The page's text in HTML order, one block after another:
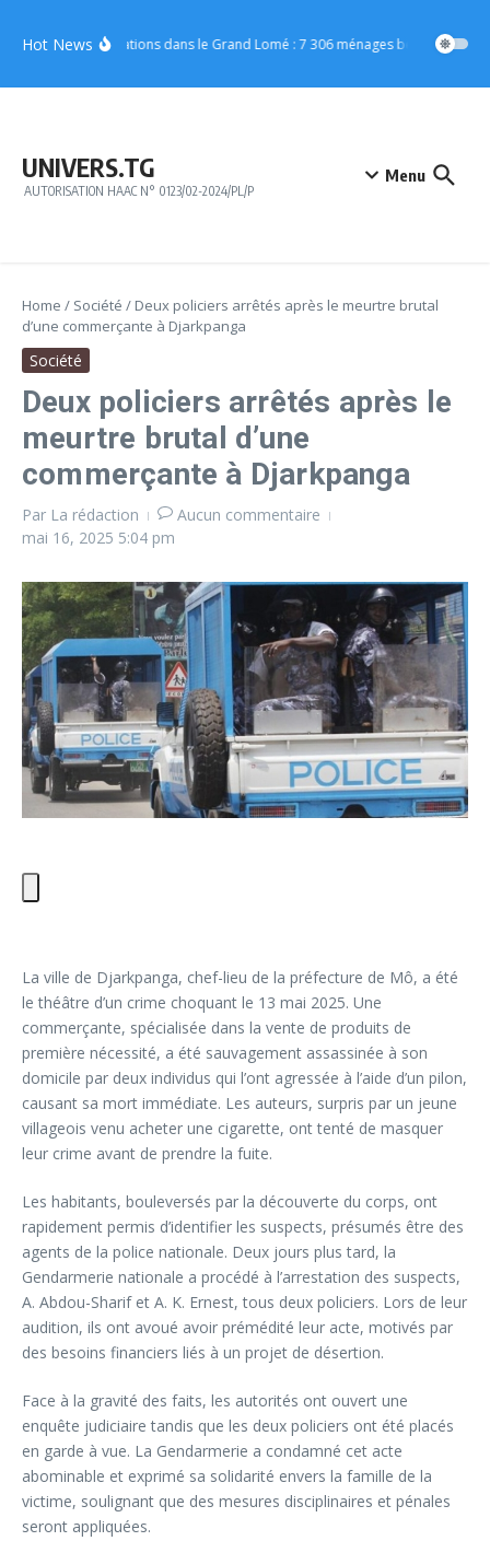
Hot NewsInondations dans le Grand Lomé : 7 306 ménages bénéficient
UNIVERS.TG
AUTORISATION HAAC N° 0123/02-2024/PL/P
Menu
Home / Société / Deux policiers arrêtés après le meurtre brutal
d’une commerçante à Djarkpanga
Société
Deux policiers arrêtés après le
meurtre brutal d’une
commerçante à Djarkpanga
Par La rédaction
Aucun commentaire
mai 16, 2025 5:04 pm
La ville de Djarkpanga, chef-lieu de la préfecture de Mô, a été
le théâtre d’un crime choquant le 13 mai 2025. Une
commerçante, spécialisée dans la vente de produits de
première nécessité, a été sauvagement assassinée à son
domicile par deux individus qui l’ont agressée à l’aide d’un pilon,
causant sa mort immédiate. Les auteurs, surpris par un jeune
villageois venu acheter une cigarette, ont tenté de masquer
leur crime avant de prendre la fuite.
Les habitants, bouleversés par la découverte du corps, ont
rapidement permis d’identifier les suspects, présumés être des
agents de la police nationale. Deux jours plus tard, la
Gendarmerie nationale a procédé à l’arrestation des suspects,
A. Abdou-Sharif et A. K. Ernest, tous deux policiers. Lors de leur
audition, ils ont avoué avoir prémédité leur acte, motivés par
des besoins financiers liés à un projet de désertion.
Face à la gravité des faits, les autorités ont ouvert une
enquête judiciaire tandis que les deux policiers ont été placés
en garde à vue. La Gendarmerie a condamné cet acte
abominable et exprimé sa solidarité envers la famille de la
victime, soulignant que des mesures disciplinaires et pénales
seront appliquées.